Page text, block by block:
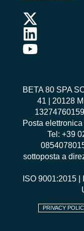
BETA 80 SPA
41 | 20128
Posta
Tel: +39
sottoposta a
ISO 9001:2015
PRIVACY